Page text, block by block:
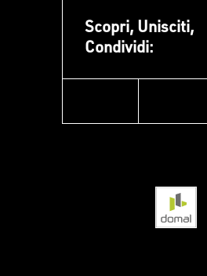
Scopri, Unisciti,
Condividi: